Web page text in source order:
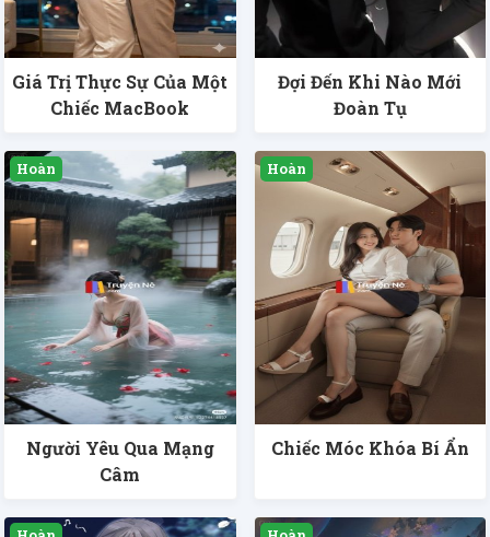
Giá Trị Thực Sự Của Một
Chiếc MacBook
Đợi Đến Khi Nào Mới
Đoàn Tụ
Người Yêu Qua Mạng
Câm
Chiếc Móc Khóa Bí Ẩn